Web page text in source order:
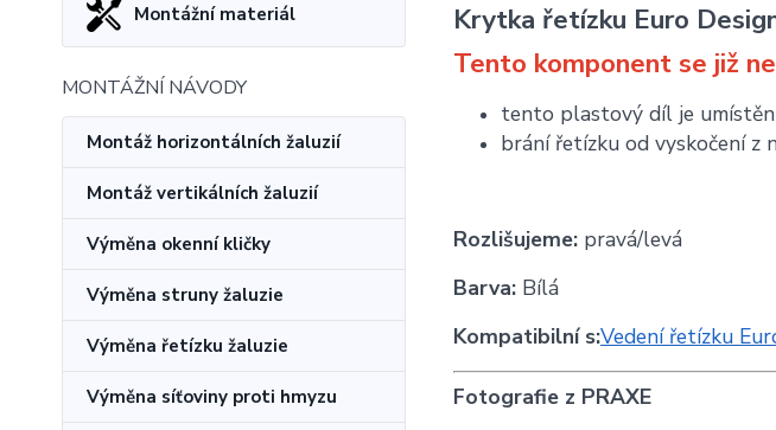
Montážní materiál
MONTÁŽNÍ NÁVODY
Montáž horizontálních žaluzií
Montáž vertikálních žaluzií
Výměna okenní kličky
Výměna struny žaluzie
Výměna řetízku žaluzie
Výměna síťoviny proti hmyzu
Krytka řetízku Euro
Tento komponent se již
tento plastový díl je
brání řetízku od vyskočení z
Rozlišujeme:pravá/levá
Barva:Bílá
Kompatibilní s:Vedení řetízku
Fotografie z PRAXE